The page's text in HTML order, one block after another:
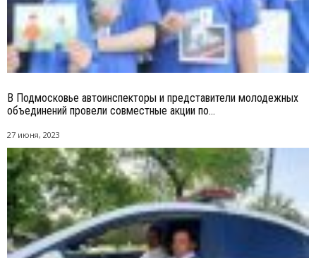
В Подмосковье автоинспекторы и представители молодежных
объединений провели совместные акции по...
27 июня, 2023